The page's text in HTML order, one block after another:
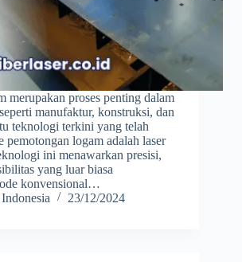
merupakan proses penting dalam
manufaktur, konstruksi, dan
teknologi terkini yang telah
pemotongan logam adalah laser
ini menawarkan presisi,
yang luar biasa
konvensional…
23/12/2024